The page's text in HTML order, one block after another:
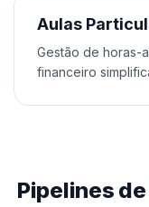
Aulas
Gestão de horas-
financeiro
Pipelines